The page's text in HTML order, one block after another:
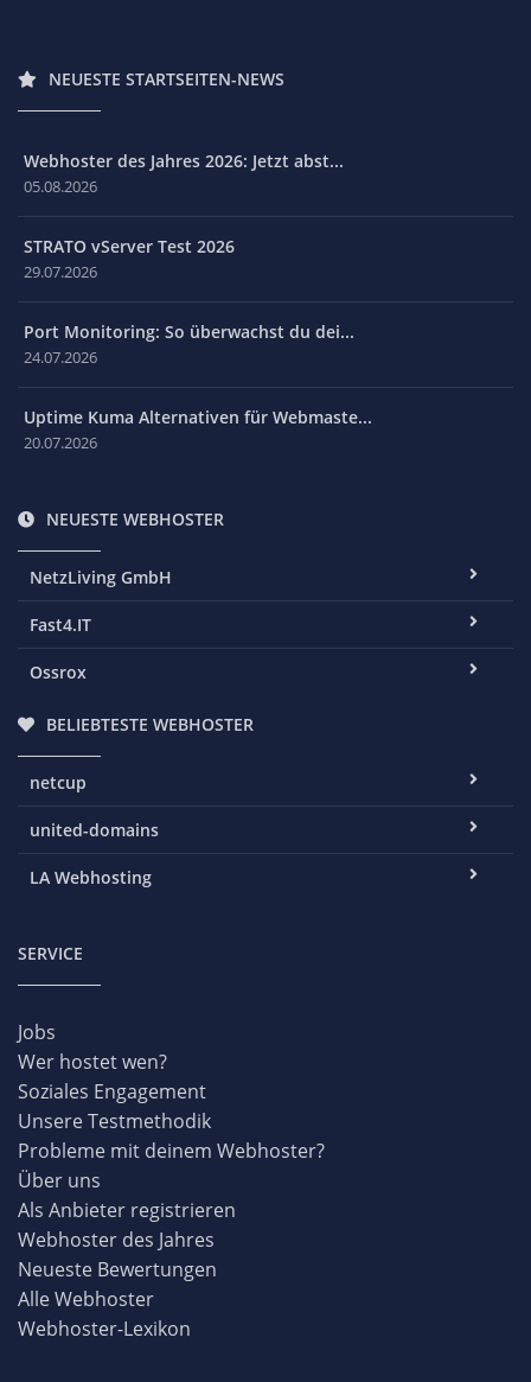
NEUESTE STARTSEITEN-NEWS
Webhoster des Jahres 2026: Jetzt abst...
05.08.2026
STRATO vServer Test 2026
29.07.2026
Port Monitoring: So überwachst du dei...
24.07.2026
Uptime Kuma Alternativen für Webmaste...
20.07.2026
NEUESTE WEBHOSTER
NetzLiving GmbH
Fast4.IT
Ossrox
BELIEBTESTE WEBHOSTER
netcup
united-domains
LA Webhosting
SERVICE
Jobs
Wer hostet wen?
Soziales Engagement
Unsere Testmethodik
Probleme mit deinem Webhoster?
Über uns
Als Anbieter registrieren
Webhoster des Jahres
Neueste Bewertungen
Alle Webhoster
Webhoster-Lexikon